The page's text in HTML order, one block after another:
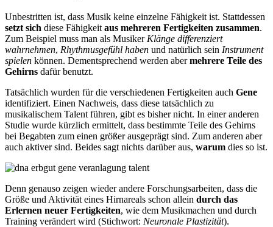
Unbestritten ist, dass Musik keine einzelne Fähigkeit ist. Stattdessen
setzt sich diese Fähigkeit aus mehreren Fertigkeiten zusammen.
Zum Beispiel muss man als Musiker Klänge differenziert
wahrnehmen, Rhythmusgefühl haben und natürlich sein Instrument
spielen können. Dementsprechend werden abermehrere Teile des
Gehirns dafür benutzt.
Tatsächlich wurden für die verschiedenen Fertigkeiten auch Gene
identifiziert. Einen Nachweis, dass diese tatsächlich zu
musikalischem Talent führen, gibt es bisher nicht. In einer anderen
Studie wurde kürzlich ermittelt, dass bestimmte Teile des Gehirns
bei Begabten zum einen größer ausgeprägt sind. Zum anderen aber
auch aktiver sind. Beides sagt nichts darüber aus, warum dies so ist.
Denn genauso zeigen wieder andere Forschungsarbeiten, dass die
Größe und Aktivität eines Hirnareals schon allein durch das
Erlernen neuer Fertigkeiten, wie dem Musikmachen und durch
Training verändert wird (Stichwort: Neuronale Plastizität).